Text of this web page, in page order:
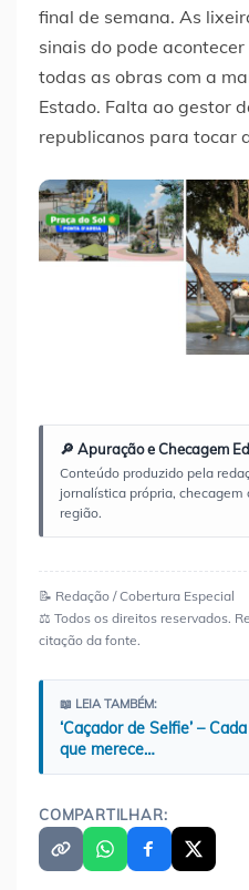
final de semana. As
sinais do pode
todas as obras com a
Estado. Falta ao gestor
republicanos para tocar
🔎 Apuração e Checagem
Conteúdo produzido pela
jornalística própria,
região.
📝 Redação / Cobertura Especial
⚖️ Todos os direitos reservados.
citação da fonte.
📖 LEIA TAMBÉM:
‘Caçador de Selfie’ –
que merece…
COMPARTILHAR: